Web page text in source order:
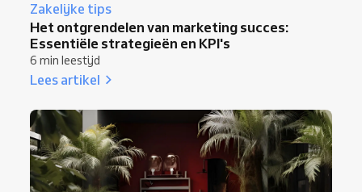
Zakelijke tips
Het ontgrendelen van marketing succes:
Essentiële strategieën en KPI's
6 min leestijd
Lees artikel